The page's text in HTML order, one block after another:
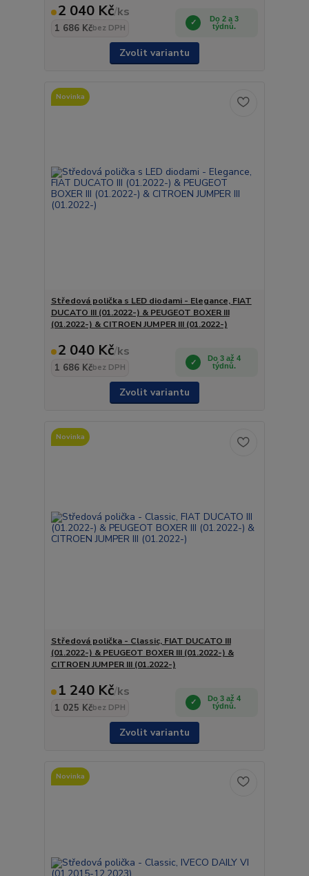
2 040 Kč/ks
1 686 Kčbez DPH
Do 2 a 3
týdnů.
Zvolit variantu
Novinka
Středová polička s LED diodami - Elegance, FIAT
DUCATO III (01.2022-) & PEUGEOT BOXER III
(01.2022-) & CITROEN JUMPER III (01.2022-)
2 040 Kč/ks
1 686 Kčbez DPH
Do 3 až 4
týdnů.
Zvolit variantu
Novinka
Středová polička - Classic, FIAT DUCATO III
(01.2022-) & PEUGEOT BOXER III (01.2022-) &
CITROEN JUMPER III (01.2022-)
1 240 Kč/ks
1 025 Kčbez DPH
Do 3 až 4
týdnů.
Zvolit variantu
Novinka